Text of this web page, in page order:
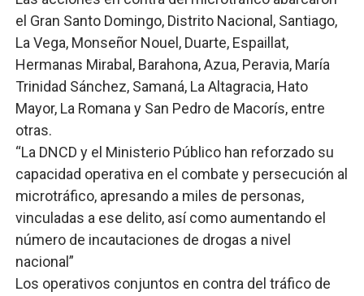
el Gran Santo Domingo, Distrito Nacional, Santiago,
La Vega, Monseñor Nouel, Duarte, Espaillat,
Hermanas Mirabal, Barahona, Azua, Peravia, María
Trinidad Sánchez, Samaná, La Altagracia, Hato
Mayor, La Romana y San Pedro de Macorís, entre
otras.
“La DNCD y el Ministerio Público han reforzado su
capacidad operativa en el combate y persecución al
microtráfico, apresando a miles de personas,
vinculadas a ese delito, así como aumentando el
número de incautaciones de drogas a nivel
nacional”
Los operativos conjuntos en contra del tráfico de